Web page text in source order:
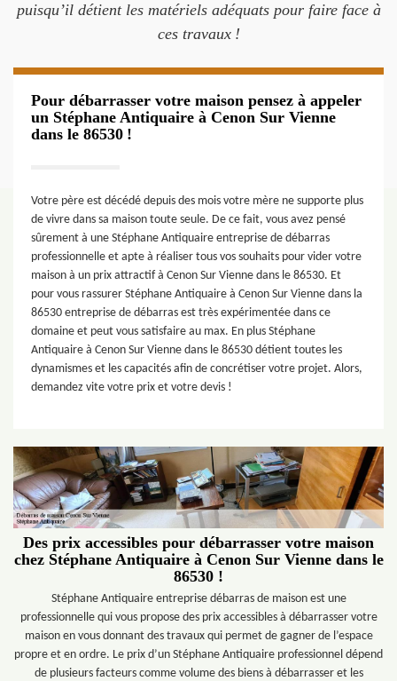
puisqu’il détient les matériels adéquats pour faire face à
ces travaux !
Pour débarrasser votre maison pensez à appeler
un Stéphane Antiquaire à Cenon Sur Vienne
dans le 86530 !
Votre père est décédé depuis des mois votre mère ne supporte plus
de vivre dans sa maison toute seule. De ce fait, vous avez pensé
sûrement à une Stéphane Antiquaire entreprise de débarras
professionnelle et apte à réaliser tous vos souhaits pour vider votre
maison à un prix attractif à Cenon Sur Vienne dans le 86530. Et
pour vous rassurer Stéphane Antiquaire à Cenon Sur Vienne dans la
86530 entreprise de débarras est très expérimentée dans ce
domaine et peut vous satisfaire au max. En plus Stéphane
Antiquaire à Cenon Sur Vienne dans le 86530 détient toutes les
dynamismes et les capacités afin de concrétiser votre projet. Alors,
demandez vite votre prix et votre devis !
Des prix accessibles pour débarrasser votre maison
chez Stéphane Antiquaire à Cenon Sur Vienne dans le
86530 !
Stéphane Antiquaire entreprise débarras de maison est une
professionnelle qui vous propose des prix accessibles à débarrasser votre
maison en vous donnant des travaux qui permet de gagner de l’espace
propre et en ordre. Le prix d’un Stéphane Antiquaire professionnel dépend
de plusieurs facteurs comme volume des biens à débarrasser et les